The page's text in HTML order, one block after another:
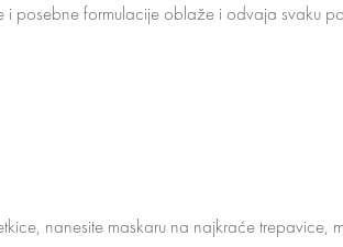
i posebne formulacije oblaže i odvaja svaku
nanesite maskaru na najkraće trepavice,